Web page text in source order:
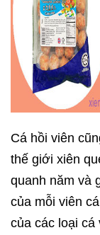
Cá hồi viên
thế giới xiên
quanh năm và
của mỗi viên
của các loại cá